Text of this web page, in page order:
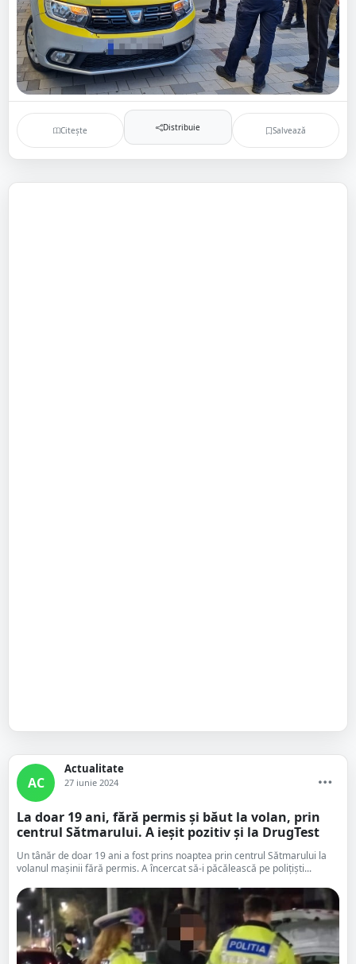
Citește Distribuie Salvează
AC
Actualitate
27 iunie 2024
La doar 19 ani, fără permis și băut la volan, prin
centrul Sătmarului. A ieșit pozitiv și la DrugTest
Un tânăr de doar 19 ani a fost prins noaptea prin centrul Sătmarului la
volanul mașinii fără permis. A încercat să-i păcălească pe polițiști...